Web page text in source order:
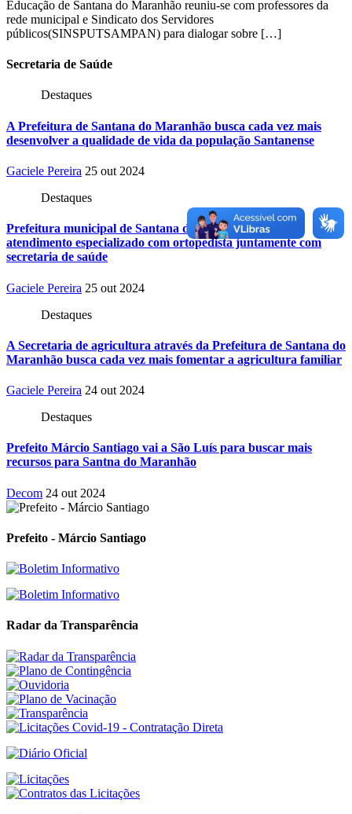
Educação de Santana do Maranhão reuniu-se com professores da
rede municipal e Sindicato dos Servidores
públicos(SINSPUTSAMPAN) para dialogar sobre […]
Secretaria de Saúde
Destaques
A Prefeitura de Santana do Maranhão busca cada vez mais
desenvolver a qualidade de vida da população Santanense
Gaciele Pereira 25 out 2024
Destaques
Prefeitura municipal de Santana do Maranhão oferece
atendimento especializado com ortopedista juntamente com
secretaria de saúde
Gaciele Pereira 25 out 2024
Destaques
A Secretaria de agricultura através da Prefeitura de Santana do
Maranhão busca cada vez mais fomentar a agricultura familiar
Gaciele Pereira 24 out 2024
Destaques
Prefeito Márcio Santiago vai a São Luís para buscar mais
recursos para Santna do Maranhão
Decom 24 out 2024
Prefeito - Márcio Santiago
Radar da Transparência